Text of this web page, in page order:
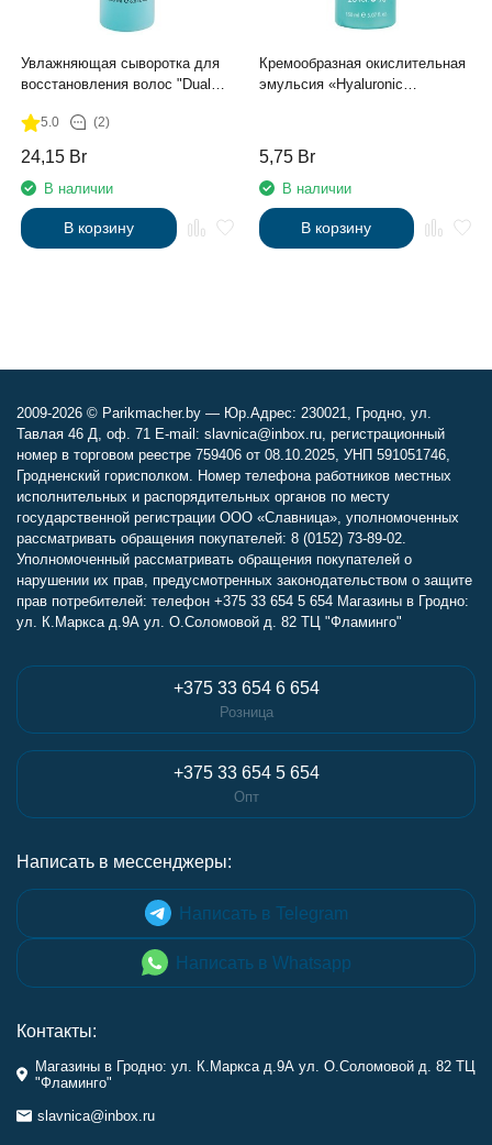
Увлажняющая сыворотка для
восстановления волос "Dual
5.0 (2)
24,15 Br
В наличии
В корзину
Кремообразная окислительная
эмульсия «Hyaluronic
5,75 Br
В наличии
В корзину
2009-2026 © Parikmacher.by — Юр.Адрес: 230021, Гродно, ул.
Тавлая 46 Д, оф. 71 E-mail: slavnica@inbox.ru, регистрационный
номер в торговом реестре 759406 от 08.10.2025, УНП 591051746,
Гродненский горисполком. Номер телефона работников местных
исполнительных и распорядительных органов по месту
государственной регистрации ООО «Славница», уполномоченных
рассматривать обращения покупателей: 8 (0152) 73-89-02.
Уполномоченный рассматривать обращения покупателей о
нарушении их прав, предусмотренных законодательством о защите
прав потребителей: телефон +375 33 654 5 654 Магазины в Гродно:
ул. К.Маркса д.9А ул. О.Соломовой д. 82 ТЦ "Фламинго"
+375 33 654 6 654
Розница
+375 33 654 5 654
Опт
Написать в мессенджеры:
Написать в Telegram
Написать в Whatsapp
Контакты:
Магазины в Гродно: ул. К.Маркса д.9А ул. О.Соломовой д. 82 ТЦ
"Фламинго"
slavnica@inbox.ru